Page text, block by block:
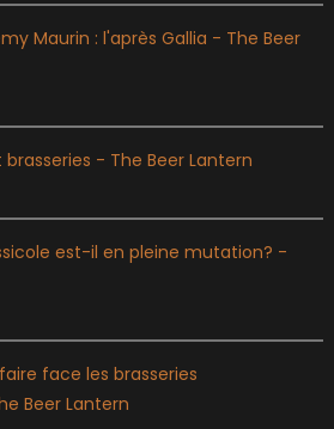
Maurin : l'après Gallia - The Beer
- The Beer Lantern
est-il en pleine mutation? -
face les brasseries
Beer Lantern